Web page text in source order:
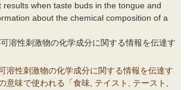
results when taste buds in the tongue and
about the chemical composition of a
溶性刺激物の化学成分に関する情報を伝達す
溶性刺激物の化学成分に関する情報を伝達す
意味で使われる「食味, テイスト, テースト,